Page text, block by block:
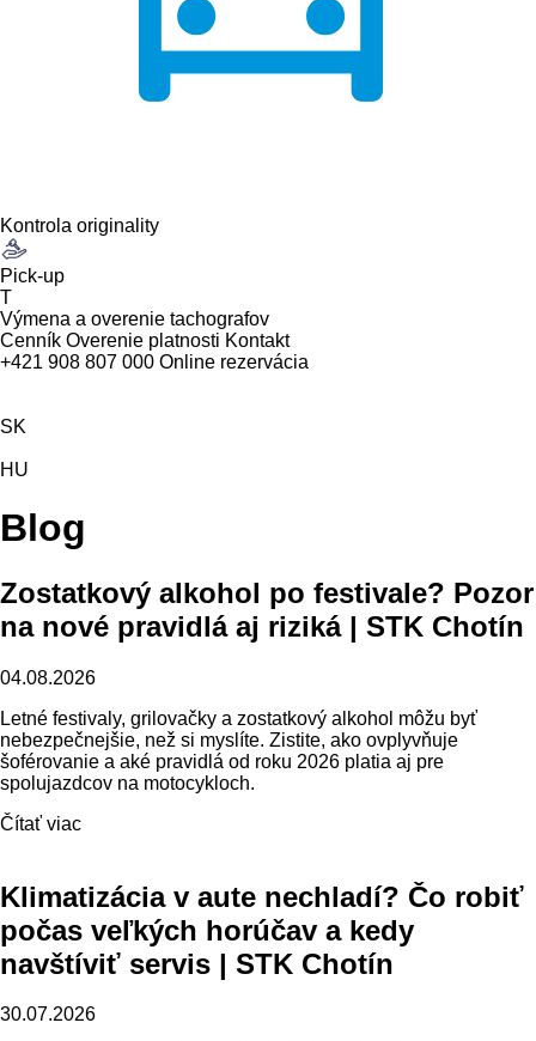
Kontrola originality
Pick-up
T
Výmena a overenie tachografov
Cenník Overenie platnosti Kontakt
+421 908 807 000 Online rezervácia
SK
HU
Blog
Zostatkový alkohol po festivale? Pozor
na nové pravidlá aj riziká | STK Chotín
04.08.2026
Letné festivaly, grilovačky a zostatkový alkohol môžu byť
nebezpečnejšie, než si myslíte. Zistite, ako ovplyvňuje
šoférovanie a aké pravidlá od roku 2026 platia aj pre
spolujazdcov na motocykloch.
Čítať viac
Klimatizácia v aute nechladí? Čo robiť
počas veľkých horúčav a kedy
navštíviť servis | STK Chotín
30.07.2026